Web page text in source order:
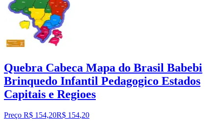
Quebra Cabeca Mapa do Brasil Babebi
Brinquedo Infantil Pedagogico Estados
Capitais e Regioes
Preço R$ 154,20R$ 154,20